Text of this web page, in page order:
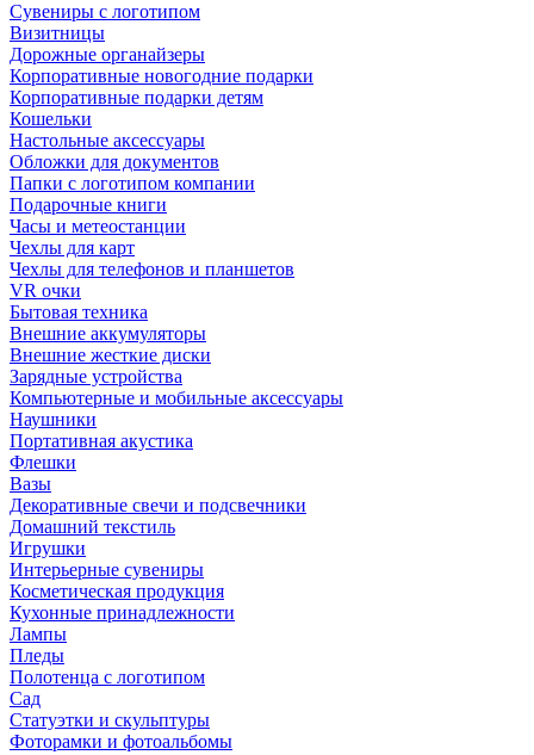
Сувениры с логотипом
Визитницы
Дорожные органайзеры
Корпоративные новогодние подарки
Корпоративные подарки детям
Кошельки
Настольные аксессуары
Обложки для документов
Папки с логотипом компании
Подарочные книги
Часы и метеостанции
Чехлы для карт
Чехлы для телефонов и планшетов
VR очки
Бытовая техника
Внешние аккумуляторы
Внешние жесткие диски
Зарядные устройства
Компьютерные и мобильные аксессуары
Наушники
Портативная акустика
Флешки
Вазы
Декоративные свечи и подсвечники
Домашний текстиль
Игрушки
Интерьерные сувениры
Косметическая продукция
Кухонные принадлежности
Лампы
Пледы
Полотенца с логотипом
Сад
Статуэтки и скульптуры
Фоторамки и фотоальбомы